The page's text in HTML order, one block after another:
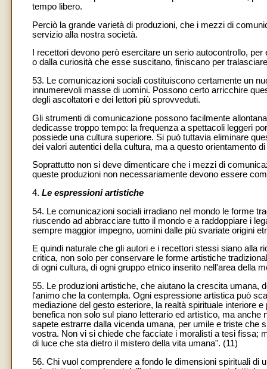
tempo libero.
Perciò la grande varietà di produzioni, che i mezzi di
servizio alla nostra società.
I recettori devono però esercitare un serio autocontrollo,
o dalla curiosità che esse suscitano, finiscano per
53. Le comunicazioni sociali costituiscono certamente un
innumerevoli masse di uomini. Possono certo arricchire
degli ascoltatori e dei lettori più sprovveduti.
Gli strumenti di comunicazione possono facilmente
dedicasse troppo tempo: la frequenza a spettacoli leggeri
possiede una cultura superiore. Si può tuttavia eliminare
dei valori autentici della cultura, ma a questo orientamento
Soprattutto non si deve dimenticare che i mezzi di
queste produzioni non necessariamente devono essere
4. Le espressioni artistiche
54. Le comunicazioni sociali irradiano nel mondo le forme
riuscendo ad abbracciare tutto il mondo e a raddoppiare i
sempre maggior impegno, uomini dalle più svariate origini
E quindi naturale che gli autori e i recettori stessi siano alla
critica, non solo per conservare le forme artistiche
di ogni cultura, di ogni gruppo etnico inserito nell'area della
55. Le produzioni artistiche, che aiutano la crescita umana,
l'animo che la contempla. Ogni espressione artistica può
mediazione del gesto esteriore, la realtà spirituale interiore
benefica non solo sul piano letterario ed artistico, ma
sapete estrarre dalla vicenda umana, per umile e triste che
vostra. Non vi si chiede che facciate i moralisti a tesi fissa;
di luce che sta dietro il mistero della vita umana". (11)
56. Chi vuol comprendere a fondo le dimensioni spirituali di